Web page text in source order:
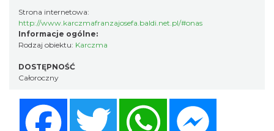
Strona internetowa:
http://www.karczmafranzajosefa.baldi.net.pl/#onas
Informacje ogólne:
Rodzaj obiektu: Karczma
DOSTĘPNOŚĆ
Całoroczny
Twitter WhatsApp